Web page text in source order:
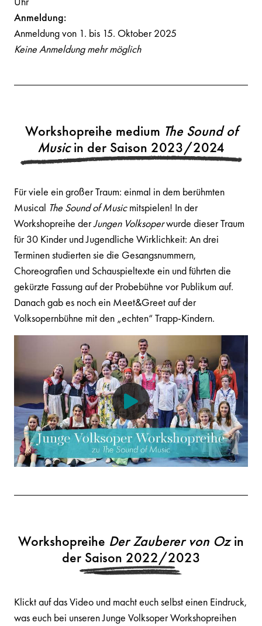
Anmeldung:
Anmeldung von 1. bis 15. Oktober 2025
Keine Anmeldung mehr möglich
Workshopreihe medium The Sound of
Musicin der Saison 2023/2024
Für viele ein großer Traum: einmal in dem berühmten
Musical The Sound of Musicmitspielen! In der
Workshopreihe derJungen Volksoperwurde dieser Traum
für 30 Kinder und Jugendliche Wirklichkeit: An drei
Terminen studierten sie die Gesangsnummern,
Choreografien und Schauspieltexte ein und führten die
gekürzte Fassung auf der Probebühne vor Publikum auf.
Danach gab es noch ein Meet&Greet auf der
Volksopernbühne mit den „echten“ Trapp-Kindern.
Workshopreihe Der Zauberer von Ozin
der Saison 2022/2023
Klickt auf das Video und macht euch selbst einen Eindruck,
was euch bei unseren Junge Volksoper Workshopreihen